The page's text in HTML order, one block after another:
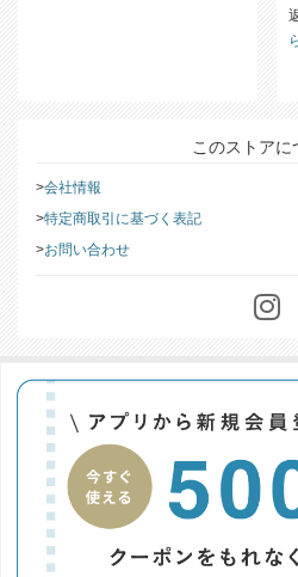
このストアに
会社情報
特定商取引に基づく表記
お問い合わせ